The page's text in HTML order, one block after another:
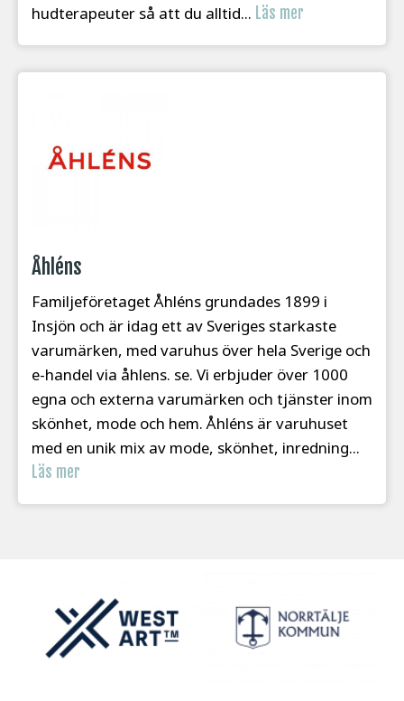
hudterapeuter så att du alltid... Läs mer
Åhléns
Familjeföretaget Åhléns grundades 1899 i
Insjön och är idag ett av Sveriges starkaste
varumärken, med varuhus över hela Sverige och
e-handel via åhlens. se. Vi erbjuder över 1000
egna och externa varumärken och tjänster inom
skönhet, mode och hem. Åhléns är varuhuset
med en unik mix av mode, skönhet, inredning...
Läs mer